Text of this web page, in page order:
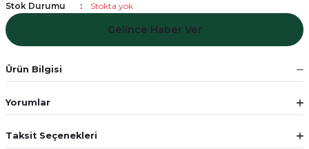
Stok Durumu
Stokta yok
Gelince Haber Ver
Ürün Bilgisi
Yorumlar
Taksit Seçenekleri